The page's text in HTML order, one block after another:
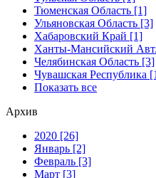
Тюменская Область [1]
Ульяновская Область [3]
Хабаровский Край [1]
Ханты-Мансийский
Челябинская Область [3]
Чувашская Республика
Показать все
Архив
2020 [26]
Январь [2]
Февраль [3]
Март [3]